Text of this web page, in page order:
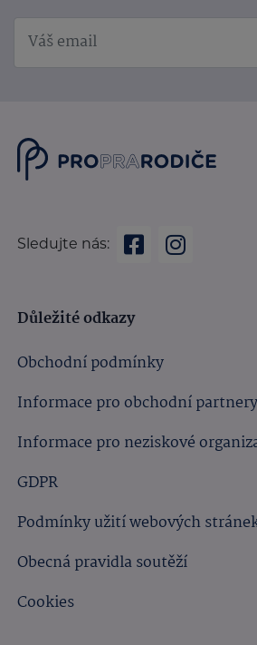
Sledujte nás:
Důležité odkazy
Obchodní podmínky
Informace pro obchodní partnery
Informace pro neziskové
GDPR
Podmínky užití webových
Obecná pravidla soutěží
Cookies